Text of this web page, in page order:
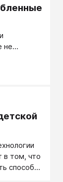
не
в том, что
способ